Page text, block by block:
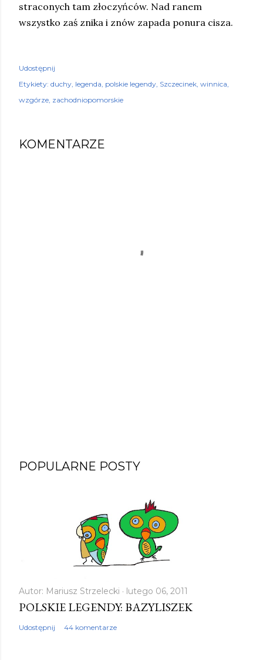
straconych tam złoczyńców. Nad ranem
wszystko zaś znika i znów zapada ponura cisza.
Udostępnij
Etykiety: duchy legenda polskie legendy Szczecinek winnica
wzgórze zachodniopomorskie
KOMENTARZE
POPULARNE POSTY
Autor: Mariusz Strzelecki lutego 06, 2011
POLSKIE LEGENDY: BAZYLISZEK
Udostępnij 44 komentarze